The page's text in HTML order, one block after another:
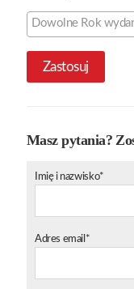
Zastosuj
Masz pytania?
Imię i nazwisko*
Adres email*